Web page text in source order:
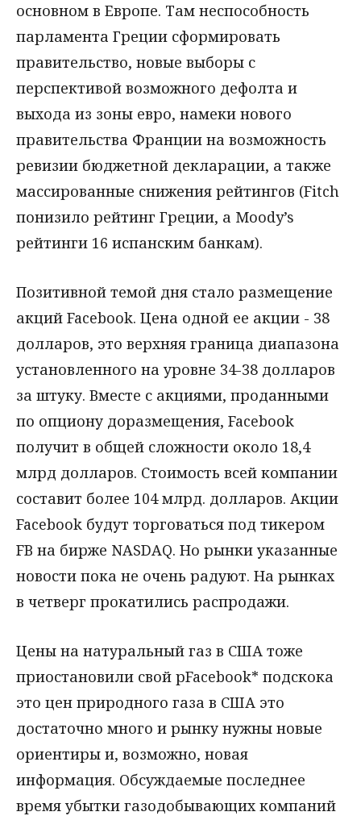
основном в Европе. Там неспособность
парламента Греции сформировать
правительство, новые выборы с
перспективой возможного дефолта и
выхода из зоны евро, намеки нового
правительства Франции на возможность
ревизии бюджетной декларации, а также
массированные снижения рейтингов (Fitch
понизило рейтинг Греции, а Moody’s
рейтинги 16 испанским банкам).
Позитивной темой дня стало размещение
акций Facebook. Цена одной ее акции - 38
долларов, это верхняя граница диапазона
установленного на уровне 34-38 долларов
за штуку. Вместе с акциями, проданными
по опциону доразмещения, Facebook
получит в общей сложности около 18,4
млрд долларов. Стоимость всей компании
составит более 104 млрд. долларов. Акции
Facebook будут торговаться под тикером
FB на бирже NASDAQ. Но рынки указанные
новости пока не очень радуют. На рынках
в четверг прокатились распродажи.
Цены на натуральный газ в США тоже
приостановили свой рFacebook* подскока
это цен природного газа в США это
достаточно много и рынку нужны новые
ориентиры и, возможно, новая
информация. Обсуждаемые последнее
время убытки газодобывающих компаний